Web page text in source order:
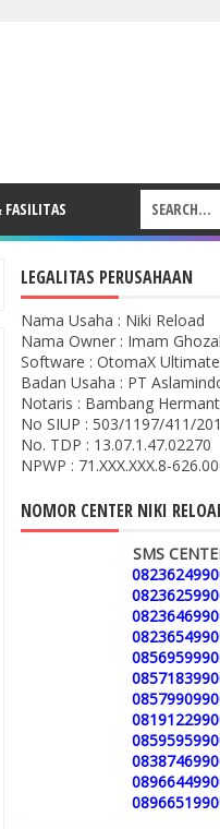
LEGALITAS PERUSAHAAN
Nama Usaha : Niki Reload
Nama Owner : Imam
Software : OtomaX Ultimate
Badan Usaha : PT
Notaris : Bambang
No SIUP : 503/1197/411/
No. TDP : 13.07.1.47.02270
NPWP : 71.XXX.XXX.8-
NOMOR CENTER NIKI
SMS